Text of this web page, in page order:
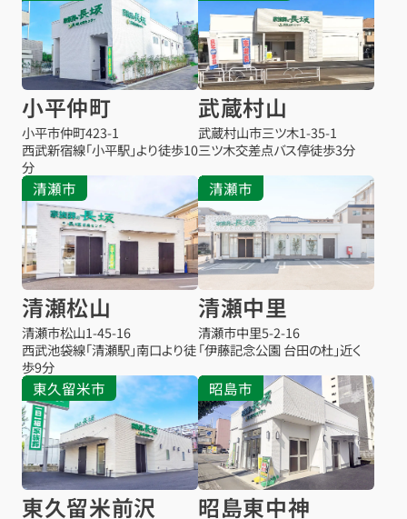
小平仲町
小平市仲町423-1
西武新宿線「小平駅」より徒歩10
分
武蔵村山
武蔵村山市三ツ木1-35-1
三ツ木交差点バス停徒歩3分
清瀬市
清瀬松山
清瀬市松山1-45-16
西武池袋線「清瀬駅」南口より徒
歩9分
清瀬市
清瀬中里
清瀬市中里5-2-16
「伊藤記念公園 台田の杜」近く
東久留米市
東久留米前沢
昭島市
昭島東中神